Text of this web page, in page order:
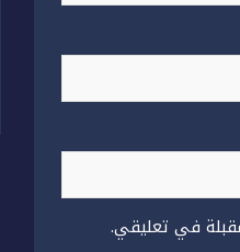
في تعليقي.